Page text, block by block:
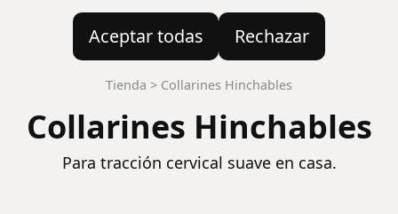
Aceptar todas Rechazar
Tienda > Collarines Hinchables
Collarines Hinchables
Para tracción cervical suave en casa.